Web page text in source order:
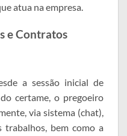
atua na empresa.
e Contratos
a sessão inicial de
certame, o pregoeiro
via sistema (chat),
trabalhos, bem como a